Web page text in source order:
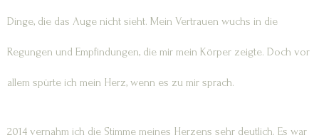
Dinge, die das Auge nicht sieht. Mein Vertrauen wuchs in die
Regungen und Empfindungen, die mir mein Körper zeigte. Doch vor
allem spürte ich mein Herz, wenn es zu mir sprach.
2014 vernahm ich die Stimme meines Herzens sehr deutlich. Es war